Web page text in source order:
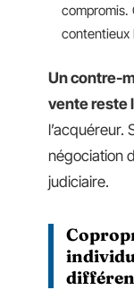
compromis.
contentieux
Un contre-
vente reste
l’acquéreur.
négociation
judiciaire.